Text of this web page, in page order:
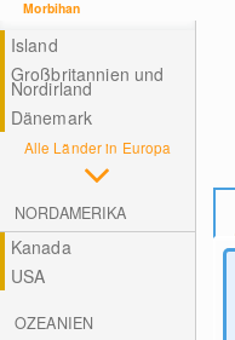
Morbihan
Island
Großbritannien und
Nordirland
Dänemark
Alle Länder in Europa
NORDAMERIKA
Kanada
USA
OZEANIEN